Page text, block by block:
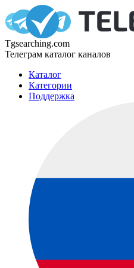
Tgsearching.com
Телеграм каталог каналов
Каталог
Категории
Поддержка